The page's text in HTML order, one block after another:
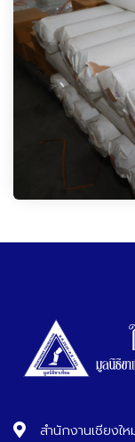
สำนักงานเชียง